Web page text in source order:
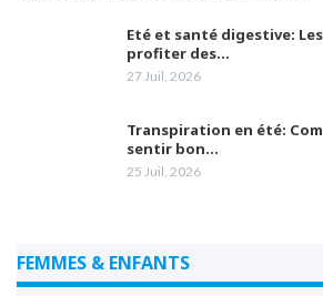
Eté et santé digestive:
profiter des…
27 Juil, 2026
Transpiration en été:
sentir bon…
25 Juil, 2026
FEMMES & ENFANTS